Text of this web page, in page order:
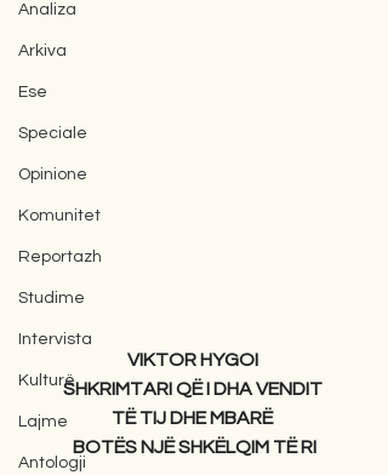
Analiza
Arkiva
Ese
Speciale
Opinione
Komunitet
Reportazh
Studime
Intervista
Kulturë
Lajme
Antologji
VIKTOR HYGOI
SHKRIMTARI QË I DHA VENDIT
TË TIJ DHE MBARË
BOTËS NJË SHKËLQIM TË RI